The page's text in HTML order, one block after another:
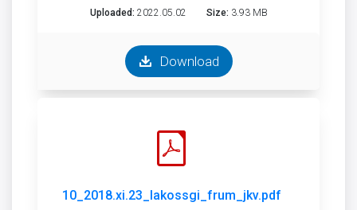
Uploaded: 2022.05.02 Size: 3.93 MB
Download
10_2018.xi.23_lakossgi_frum_jkv.pdf